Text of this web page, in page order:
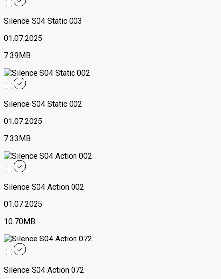
Silence S04 Static 003
01.07.2025
7.39MB
Silence S04 Static 002
01.07.2025
7.33MB
Silence S04 Action 002
01.07.2025
10.70MB
Silence S04 Action 072